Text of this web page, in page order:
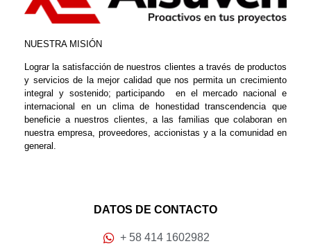
NUESTRA MISIÓN
Lograr la satisfacción de nuestros clientes a través de productos
y servicios de la mejor calidad que nos permita un crecimiento
integral y sostenido; participando en el mercado nacional e
internacional en un clima de honestidad transcendencia que
beneficie a nuestros clientes, a las familias que colaboran en
nuestra empresa, proveedores, accionistas y a la comunidad en
general.
DATOS DE CONTACTO
+ 58 414 1602982